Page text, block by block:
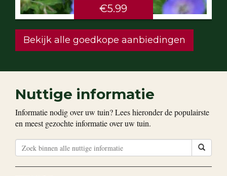
€5.99
Bekijk alle goedkope aanbiedingen
Nuttige informatie
Informatie nodig over uw tuin? Lees hieronder de populairste
en meest gezochte informatie over uw tuin.